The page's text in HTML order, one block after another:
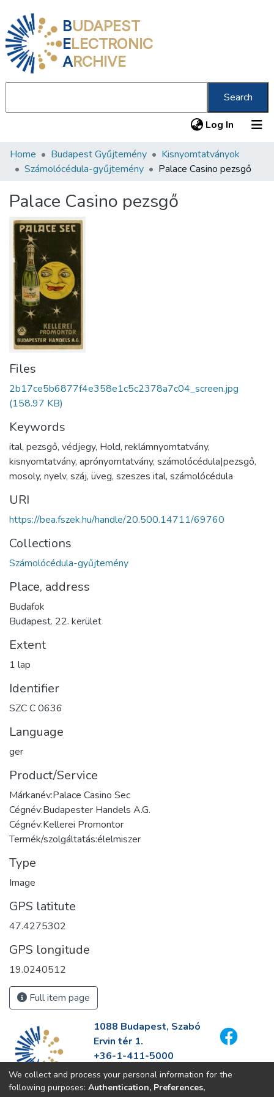
BUDAPEST
ELECTRONIC
ARCHIVE
Search
Log In (current)
Communities & Collections
Statistics
About us
Home Budapest Gyűjtemény
Kisnyomtatványok
Számolócédula-gyűjtemény
Palace Casino pezsgő
Palace Casino pezsgő
Files
2b17ce5b6877f4e358e1c5c2378a7c04_screen.jpg
(158.97 KB)
Keywords
ital, pezsgő, védjegy, Hold, reklámnyomtatvány,
kisnyomtatvány, aprónyomtatvány, számolócédula|pezsgő,
mosoly, nyelv, száj, üveg, szeszes ital, számolócédula
URI
https://bea.fszek.hu/handle/20.500.14711/69760
Collections
Számolócédula-gyűjtemény
Place, address
Budafok
Budapest. 22. kerület
Extent
1 lap
Identifier
SZC C 0636
Language
ger
Product/Service
Márkanév:Palace Casino Sec
Cégnév:Budapester Handels A.G.
Cégnév:Kellerei Promontor
Termék/szolgáltatás:élelmiszer
Type
Image
GPS latitute
47.4275302
GPS longitude
19.0240512
Full item page
1088 Budapest, Szabó
Ervin tér 1.
+36-1-411-5000
info@fszek.hu
https://fszek.hu
We collect and process your personal information for the
following purposes: Authentication, Preferences,